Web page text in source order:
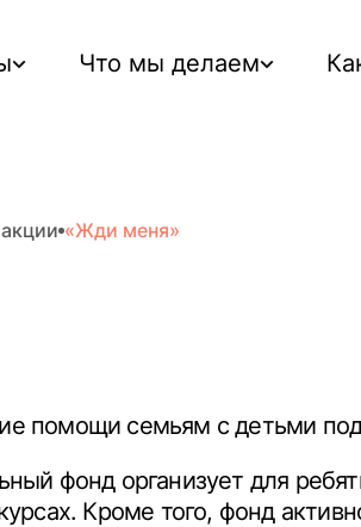
Что мы делаем
«Жди меня»
помощи семьям с детьми
фонд организует для
Кроме того, фонд